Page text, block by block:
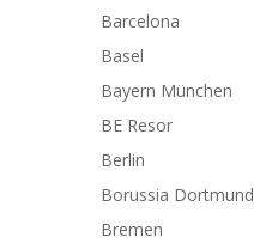
Barcelona
Basel
Bayern München
BE Resor
Berlin
Borussia Dortmund
Bremen